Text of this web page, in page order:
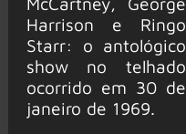
Harrison e Ringo
Starr: o antológico
show no telhado
ocorrido em 30 de
janeiro de 1969.